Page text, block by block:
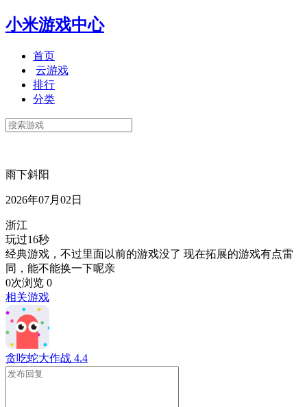
小米游戏中心
首页
云游戏
排行
分类
雨下斜阳
2026年07月02日
浙江
玩过16秒
经典游戏，不过里面以前的游戏没了 现在拓展的游戏有点雷
同，能不能换一下呢亲
0次浏览 0
相关游戏
贪吃蛇大作战 4.4